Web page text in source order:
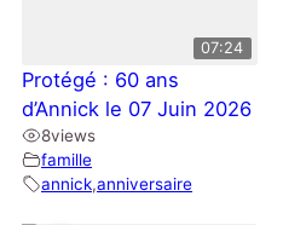
07:24
Protégé : 60 ans
d’Annick le 07 Juin 2026
8views
famille
annick,anniversaire